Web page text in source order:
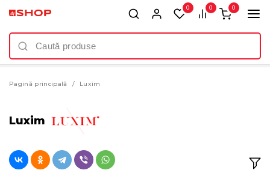
0 0 0
Pagină principală Luxim
Luxim